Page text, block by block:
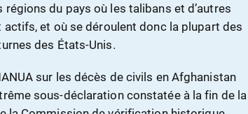
du pays où les talibans et d’autres
et où se déroulent donc la plupart des
des États-Unis.
sur les décès de civils en Afghanistan
sous-déclaration constatée à la fin de la